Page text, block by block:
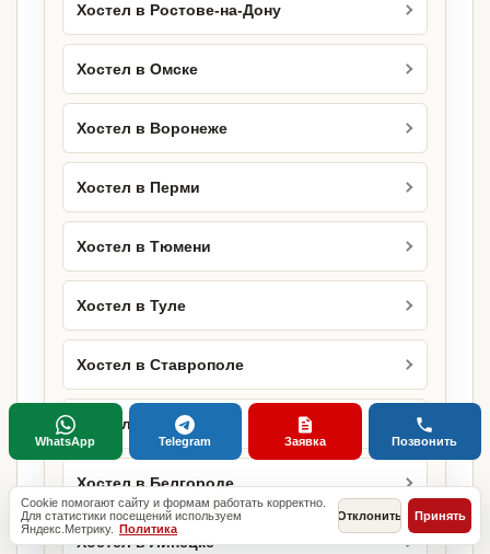
Хостел в Ростове-на-Дону
Хостел в Омске
Хостел в Воронеже
Хостел в Перми
Хостел в Тюмени
Хостел в Туле
Хостел в Ставрополе
Хостел в Сочи
Хостел в Белгороде
Хостел в Липецке
Cookie помогают сайту и формам работать корректно.
Для статистики посещений используем
Яндекс.Метрику. Политика
Отклонить Принять
WhatsApp Telegram Заявка Позвонить